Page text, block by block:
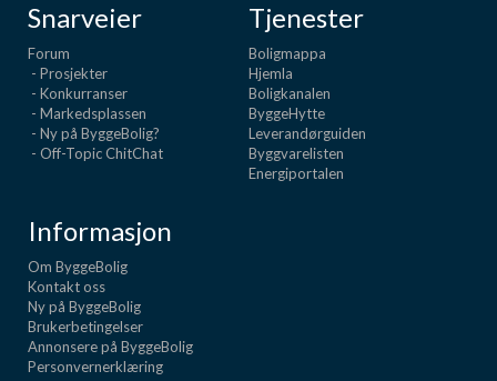
Snarveier
Forum
- Prosjekter
- Konkurranser
- Markedsplassen
- Ny på ByggeBolig?
- Off-Topic ChitChat
Tjenester
Boligmappa
Hjemla
Boligkanalen
ByggeHytte
Leverandørguiden
Byggvarelisten
Energiportalen
Informasjon
Om ByggeBolig
Kontakt oss
Ny på ByggeBolig
Brukerbetingelser
Annonsere på ByggeBolig
Personvernerklæring